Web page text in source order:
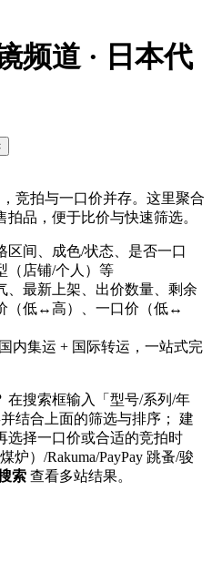
频道 · 日本代
竞拍与一口价并存。这里聚合
品，便于比价与快速筛选。
区间、成色/状态、是否一口
（店铺/个人）等
、最新上架、出价数量、剩余
（低↔高）、一口价（低↔
内集运 + 国际转运，一站式完
在搜索框输入「型号/系列/年
结合上面的筛选与排序； 建
选择一口价或合适的竞拍时
煤炉）/Rakuma/PayPay 跳蚤/骏
索 查看多站结果。